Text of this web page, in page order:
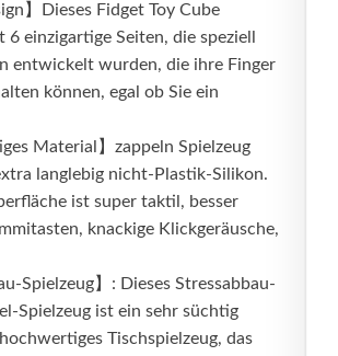
】Dieses Fidget Toy Cube
6 einzigartige Seiten, die speziell
entwickelt wurden, die ihre Finger
können, egal ob Sie ein
Material】zappeln Spielzeug
langlebig nicht-Plastik-Silikon.
ist super taktil, besser
knackige Klickgeräusche,
Spielzeug】: Dieses Stressabbau-
Spielzeug ist ein sehr süchtig
Tischspielzeug, das